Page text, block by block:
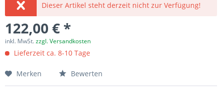
Dieser Artikel steht derzeit nicht zur Verfügung!
122,00 € *
inkl. MwSt.zzgl. Versandkosten
Lieferzeit ca. 8-10 Tage
Merken Bewerten